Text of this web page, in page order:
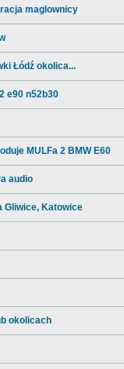
maglownicy
Łódź okolica...
e90 n52b30
MULFa 2 BMW E60
audio
Gliwice, Katowice
okolicach